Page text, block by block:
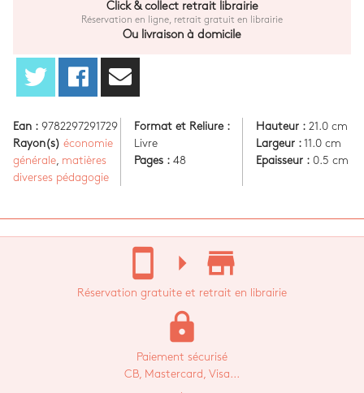
Click & collect retrait librairie
Réservation en ligne, retrait gratuit en librairie
Ou livraison à domicile
Ean : 9782297291729
Rayon(s) économie
générale
matières
diverses pédagogie
Format et Reliure :
Livre
Pages : 48
Hauteur :21.0 cm
Largeur :11.0 cm
Epaisseur :0.5 cm
stay_current_portrait arrow_right store_mall_directory
Réservation gratuite et retrait en librairie
lock
Paiement sécurisé
CB, Mastercard, Visa...